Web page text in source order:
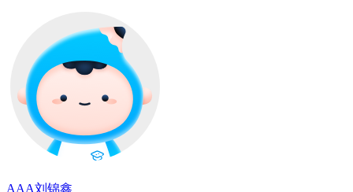
AAA刘锦鑫